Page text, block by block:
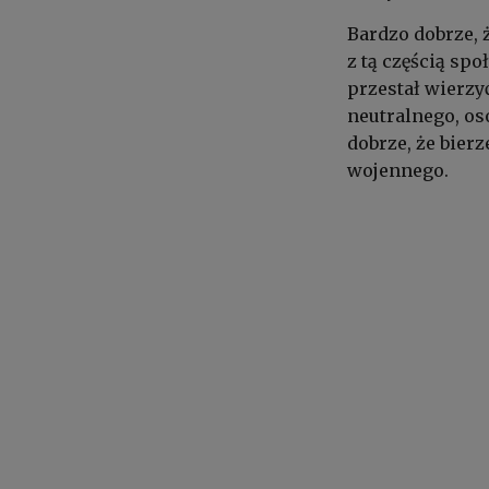
Bardzo dobrze,
z tą częścią
przestał
neutralnego,
dobrze, że
wojennego.